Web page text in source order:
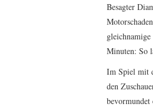
Besagter
Minuten: So
Im Spiel mit
den